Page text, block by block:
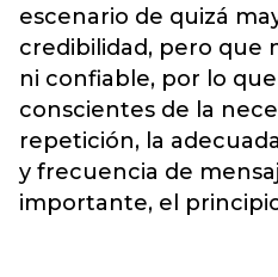
escenario de quizá
credibilidad, pero que
ni confiable, por lo
conscientes de la
repetición, la
y frecuencia de
importante, el